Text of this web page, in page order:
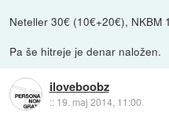
Neteller 30€ (10€+20€), NKBM
Pa še hitreje je denar naložen.
iloveboobz
:: 19. maj 2014, 11:00